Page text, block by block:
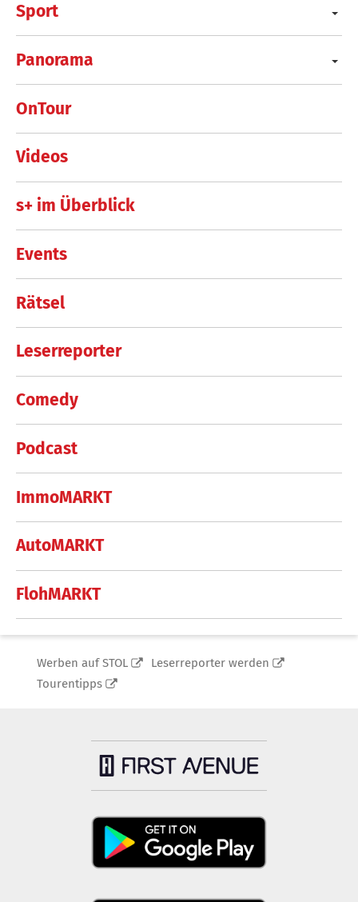
Sport
Panorama
OnTour
Videos
s+ im Überblick
Events
Rätsel
Leserreporter
Comedy
Podcast
ImmoMARKT
AutoMARKT
FlohMARKT
Werben auf STOL
Leserreporter werden
Tourentipps